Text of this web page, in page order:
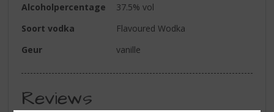
Alcoholpercentage
37.5% vol
Soort vodka
Flavoured Wodka
Geur
vanille
Reviews